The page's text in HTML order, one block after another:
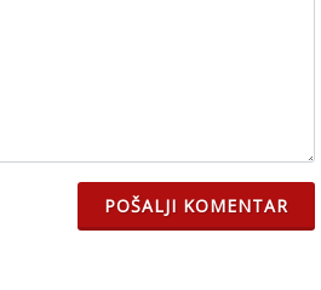
POŠALJI KOMENTAR